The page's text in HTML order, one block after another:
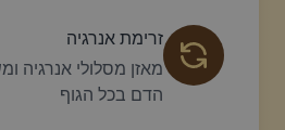
זרימת אנרגיה
מאזן מסלולי אנרגיה
הדם בכל הגוף